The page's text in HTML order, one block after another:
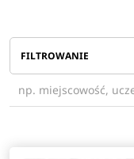
FILTROWANIE